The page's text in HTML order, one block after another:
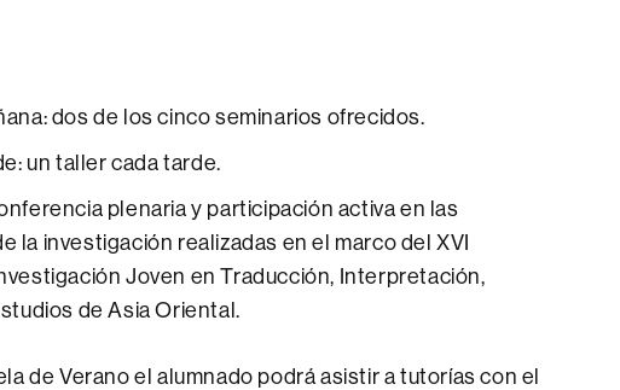
dos de los cinco seminarios ofrecidos.
un taller cada tarde.
plenaria y participación activa en las
la investigación realizadas en el marco del XVI
Joven en Traducción, Interpretación,
de Asia Oriental.
de Verano el alumnado podrá asistir a tutorías con el